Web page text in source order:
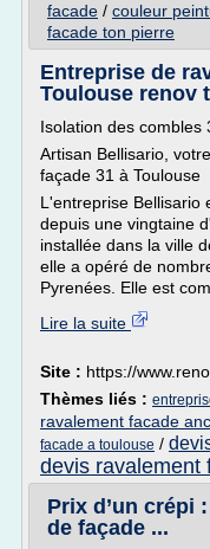
facade / couleur
facade ton pierre
Entreprise de
Toulouse renov
Isolation des combles
Artisan Bellisario,
façade 31 à Toulouse
L'entreprise Bellisario
depuis une vingtaine
installée dans la ville
elle a opéré de
Pyrenées. Elle est
Lire la suite
Site : https://
Thèmes liés :
ravalement facade
facade a toulouse /
devis ravalement
Prix d’un crépi
de façade ...